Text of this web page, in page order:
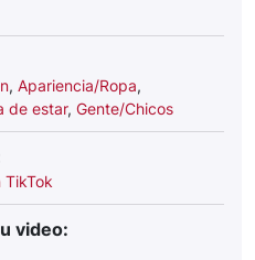
, Apariencia/Ropa,
de estar, Gente/Chicos
video: